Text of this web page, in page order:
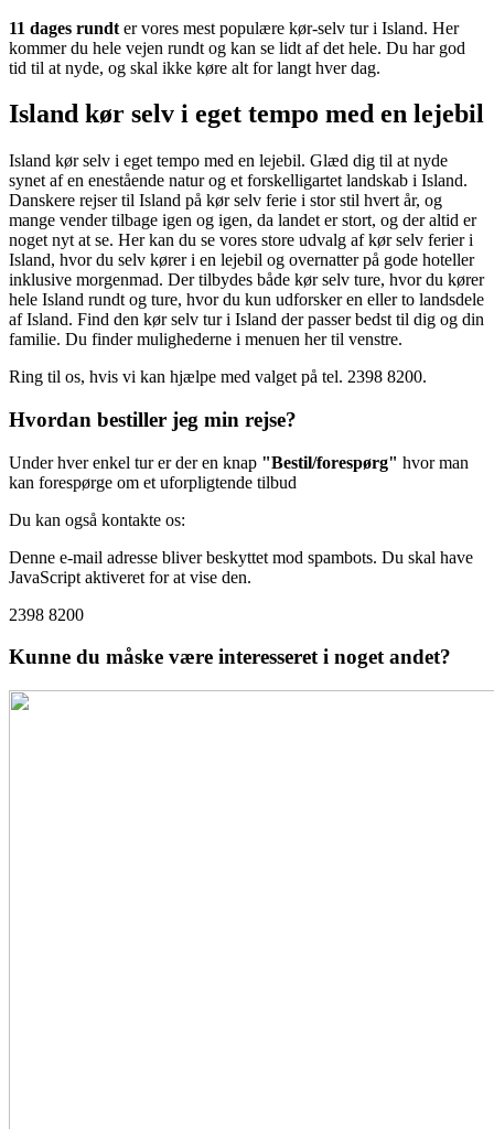
11 dages rundt er vores mest populære kør-selv tur i Island. Her
kommer du hele vejen rundt og kan se lidt af det hele. Du har god
tid til at nyde, og skal ikke køre alt for langt hver dag.
Island kør selv i eget tempo med en lejebil
Island kør selv i eget tempo med en lejebil. Glæd dig til at nyde
synet af en enestående natur og et forskelligartet landskab i Island.
Danskere rejser til Island på kør selv ferie i stor stil hvert år, og
mange vender tilbage igen og igen, da landet er stort, og der altid er
noget nyt at se. Her kan du se vores store udvalg af kør selv ferier i
Island, hvor du selv kører i en lejebil og overnatter på gode hoteller
inklusive morgenmad. Der tilbydes både kør selv ture, hvor du kører
hele Island rundt og ture, hvor du kun udforsker en eller to landsdele
af Island. Find den kør selv tur i Island der passer bedst til dig og din
familie. Du finder mulighederne i menuen her til venstre.
Ring til os, hvis vi kan hjælpe med valget på tel. 2398 8200.
Hvordan bestiller jeg min rejse?
Under hver enkel tur er der en knap "Bestil/forespørg" hvor man
kan forespørge om et uforpligtende tilbud
Du kan også kontakte os:
Denne e-mail adresse bliver beskyttet mod spambots. Du skal have
JavaScript aktiveret for at vise den.
2398 8200
Kunne du måske være interesseret i noget andet?